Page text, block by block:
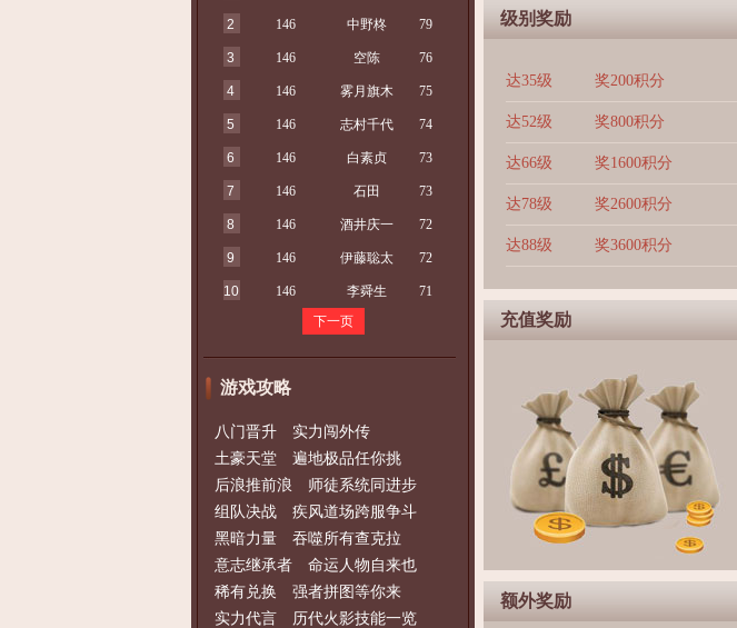
2 146 中野柊 79
3 146 空陈 76
4 146 雾月旗木 75
5 146 志村千代 74
6 146 白素贞 73
7 146 石田 73
8 146 酒井庆一 72
9 146 伊藤聡太 72
10 146 李舜生
71
下一页
游戏攻略
八门晋升 实力闯外传
土豪天堂 遍地极品任你挑
后浪推前浪 师徒系统同进步
组队决战 疾风道场跨服争斗
黑暗力量 吞噬所有查克拉
意志继承者 命运人物自来也
稀有兑换 强者拼图等你来
实力代言 历代火影技能一览
级别奖励
达35级 奖200积分
达52级 奖800积分
达66级 奖1600积分
达78级 奖2600积分
达88级 奖3600积分
充值奖励
额外奖励